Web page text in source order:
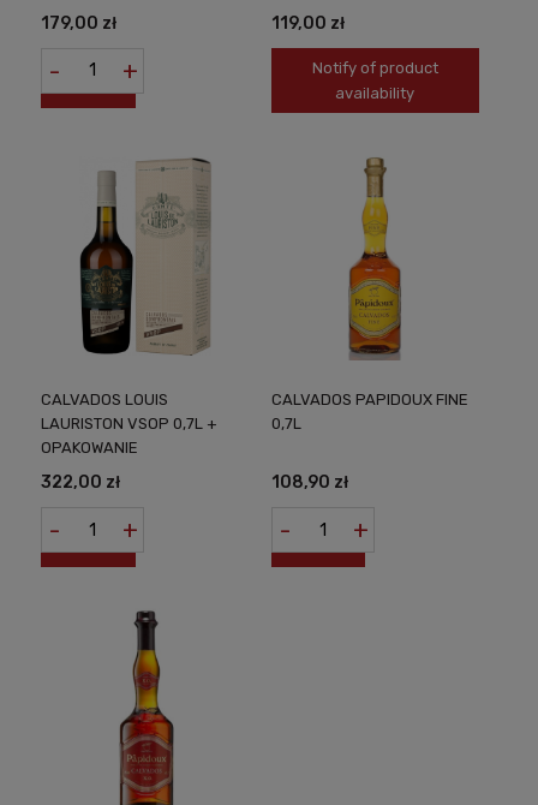
179,00 zł
- +
119,00 zł
Notify of product
availability
CALVADOS LOUIS
LAURISTON VSOP 0,7L +
OPAKOWANIE
322,00 zł
- +
CALVADOS PAPIDOUX FINE
0,7L
108,90 zł
- +